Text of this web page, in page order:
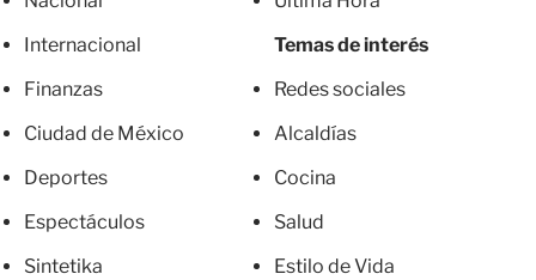
Internacional
Finanzas
Ciudad de México
Deportes
Espectáculos
Sintetika
Temas de interés
Redes sociales
Alcaldías
Cocina
Salud
Estilo de Vida